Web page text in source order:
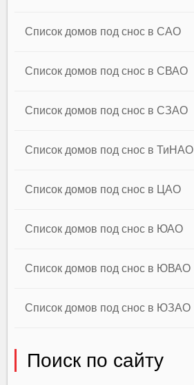
Список домов под снос в САО
Список домов под снос в СВАО
Список домов под снос в СЗАО
Список домов под снос в ТиНАО
Список домов под снос в ЦАО
Список домов под снос в ЮАО
Список домов под снос в ЮВАО
Список домов под снос в ЮЗАО
Поиск по сайту